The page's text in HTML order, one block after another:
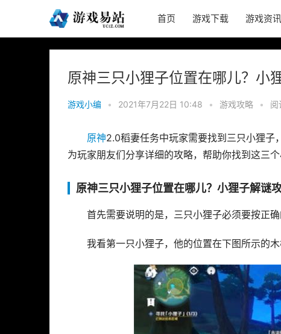
首页 游戏下载 游戏资讯
原神三只小狸子位置在哪儿？小
游戏小编 • 2021年7月22日 10:48 • 游戏攻略 • 阅
原神2.0稻妻任务中玩家需要找到三只小狸子
为玩家朋友们分享详细的攻略，帮助你找到这三个
原神三只小狸子位置在哪儿？小狸子解谜
首先需要说明的是，三只小狸子必须要按正
我看第一只小狸子，他的位置在下图所示的